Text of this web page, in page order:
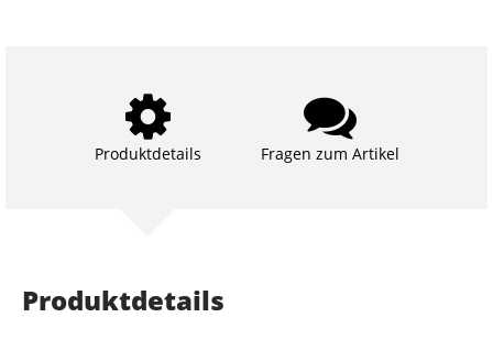
Produktdetails Fragen zum Artikel
Produktdetails